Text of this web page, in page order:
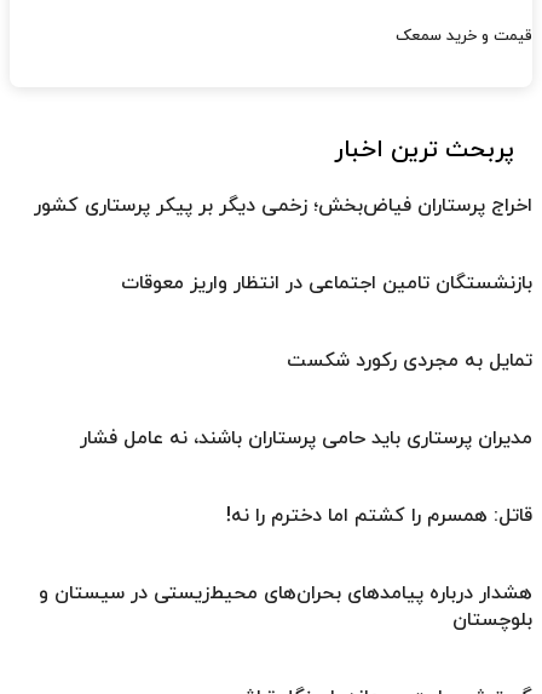
قیمت و خرید سمعک
پربحث ترین اخبار
اخراج پرستاران فیاض‌بخش؛ زخمی دیگر بر پیکر پرستاری کشور
بازنشستگان تامین اجتماعی در انتظار واریز معوقات
تمایل به مجردی رکورد شکست
مدیران پرستاری باید حامی پرستاران باشند، نه عامل فشار
قاتل: همسرم را کشتم اما دخترم را نه!
هشدار درباره پیامدهای بحران‌های محیط‌زیستی در سیستان و
بلوچستان